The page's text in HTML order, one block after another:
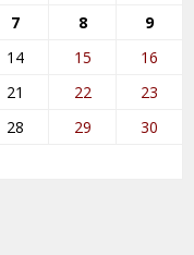
7 8
9
14 15
16
21 22
23
28 29
30